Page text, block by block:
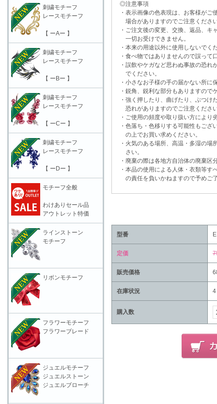
◎注意事項
・表示画像の色表現は、お客様がご
場合がありますのでご注意くださ
・ご注文後の変更、交換、返品、キ
一切お受けできません。
・本来の用途以外に使用しないでく
・食べ物ではありませんので誤って
・誤飲やケガなど思わぬ事故の恐れ
でください。
・小さなお子様の手の届かない所に
・鋭角、鋭利な部分もありますので
・強く押したり、曲げたり、ぶつけ
恐れがありますのでご注意くださ
・ご使用の頻度や取り扱い方により
・色落ち・色移りする可能性もござ
の上でお買い求めください。
・火気のある場所、高温・多湿の場
さい。
・廃棄の際は各地方自治体の廃棄区
・本品の使用による人体・衣類等す
の責任を負いかねますので予めご
型番
定価
販売価格
在庫状況 4
購入数
刺繍モチーフ
レースモチーフ
【 ーAー 】
刺繍モチーフ
レースモチーフ
【 ーBー 】
刺繍モチーフ
レースモチーフ
【 ーCー 】
刺繍モチーフ
レースモチーフ
【 ーDー 】
モチーフ全般
わけありセール品
アウトレット特価
ラインストーン
モチーフ
リボンモチーフ
フラワーモチーフ
フラワーブレード
ジュエルモチーフ
ジュエルストーン
ジュエルブローチ